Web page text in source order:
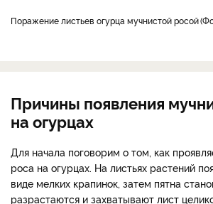
поражение листьев огурца мучнистой росой
Причины появления
на огурцах
Для начала поговорим о том, как
роса на огурцах. На листьях растений
виде мелких крапинок, затем пятна
разрастаются и захватывают лист